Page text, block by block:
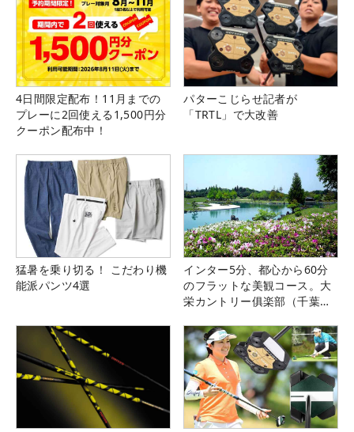
4日間限定配布！11月までの
プレーに2回使える1,500円分
クーポン配布中！
パターこじらせ記者が
「TRTL」で大改善
猛暑を乗り切る！ こだわり機
能派パンツ4選
インター5分、都心から60分
のフラットな美観コース。大
栄カントリー俱楽部（千葉